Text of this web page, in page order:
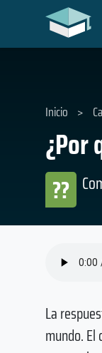
¿Por
??
Inicio >
La
mundo. El